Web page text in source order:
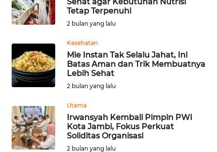
Sehat agar Kebutuhan Nutrisi
Tetap Terpenuhi
2 bulan yang lalu
Kesehatan
Mie Instan Tak Selalu Jahat, Ini
Batas Aman dan Trik Membuatnya
Lebih Sehat
2 bulan yang lalu
Utama
Irwansyah Kembali Pimpin PWI
Kota Jambi, Fokus Perkuat
Soliditas Organisasi
2 bulan yang lalu
WN
WN
KALSEL
WN
SULSEL